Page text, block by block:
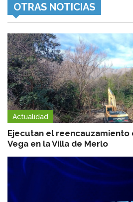
OTRAS NOTICIAS
Actualidad
Ejecutan el reencauzamiento
Vega en la Villa de Merlo